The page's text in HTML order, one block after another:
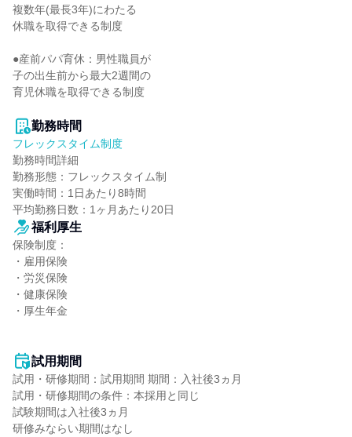
複数年(最長3年)にわたる
休職を取得できる制度
●産前パパ育休：男性職員が
子の出生前から最大2週間の
育児休職を取得できる制度
勤務時間
フレックスタイム制度
勤務時間詳細
勤務形態：フレックスタイム制
実働時間：1日あたり8時間
平均勤務日数：1ヶ月あたり20日
福利厚生
保険制度：
・雇用保険
・労災保険
・健康保険
・厚生年金
試用期間
試用・研修期間：試用期間 期間：入社後3ヵ月
試用・研修期間の条件：本採用と同じ
試験期間は入社後3ヵ月